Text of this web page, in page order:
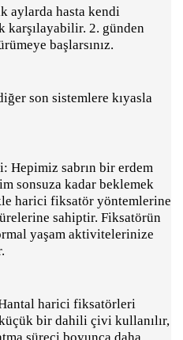
aylarda hasta kendi
karşılayabilir. 2. günden
başlarsınız.
son sistemlere kıyasla
Hepimiz sabrın bir erdem
sonsuza kadar beklemek
harici fiksatör yöntemlerine
sahiptir. Fiksatörün
yaşam aktivitelerinize
harici fiksatörleri
bir dahili çivi kullanılır,